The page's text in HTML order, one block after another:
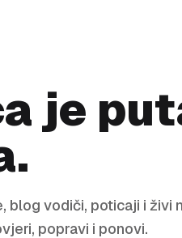
je
blog vodiči, poticaji i živi
popravi i ponovi.